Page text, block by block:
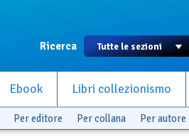
Ricerca
Ebook Libri collezionismo
Per editore Per collana Per autore